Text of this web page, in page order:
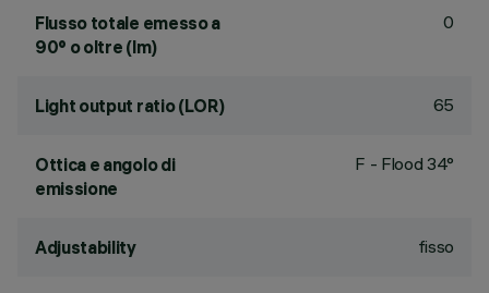
Flusso totale emesso a
90° o oltre (lm)
0
Light output ratio (LOR) 65
Ottica e angolo di
emissione
F - Flood 34°
Adjustability fisso